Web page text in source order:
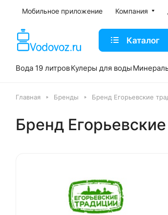
Мобильное приложение Компания
Каталог
Вода 19 литровКулеры для воды
Главная Бренды Бренд Егорьевские
Бренд